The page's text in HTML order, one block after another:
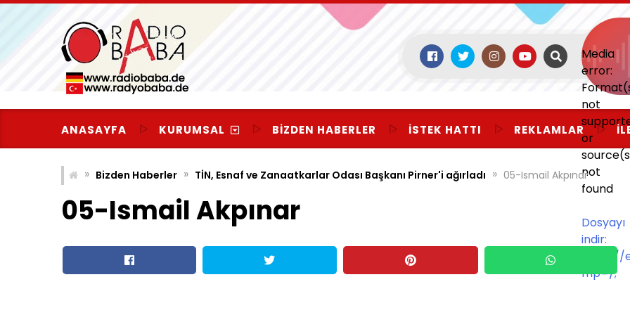
Skip
content
Media
error:
not
or
not
found
Dosyayı
indir:
mp=/;
ANASAYFA KURUMSAL BIZDEN HABERLER İSTEK HATTI REKLAMLAR
» Bizden Haberler » TİN, Esnaf ve Zanaatkarlar Odası Başkanı Pirner'i ağırladı » 05-Ismail Akpınar
05-Ismail Akpınar